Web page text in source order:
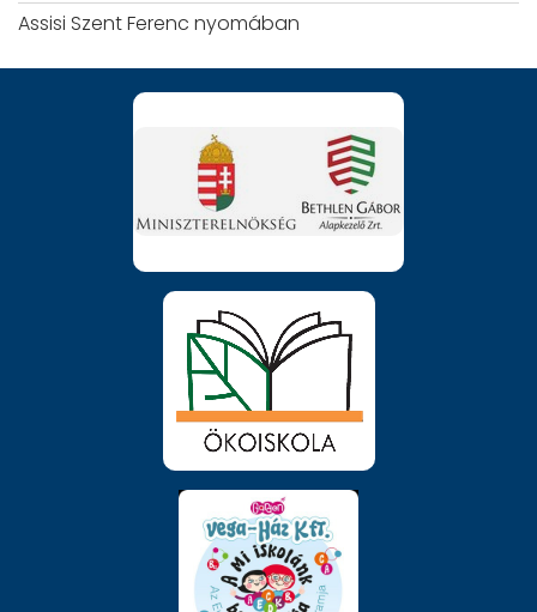
Assisi Szent Ferenc nyomában